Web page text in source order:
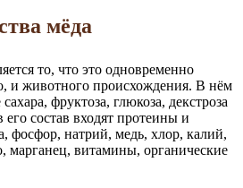
мёда
то, что это одновременно
и животного происхождения. В нём
фруктоза, глюкоза, декстроза
его состав входят протеины и
фосфор, натрий, медь, хлор, калий,
марганец, витамины, органические